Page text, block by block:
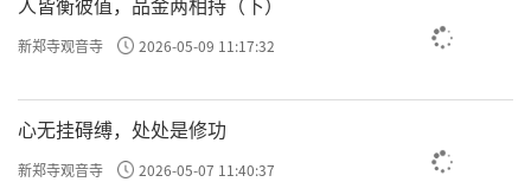
佛教协会第九次代表会议胜利闭幕。此次会议
史起点。新一届协会领导班子将与全区佛教界
人士和信教群众一道，为全面建设现代化内蒙
新郑寺观音寺 2026-05-09 11:17:32
心无挂碍缚，处处是修功
新郑寺观音寺 2026-05-07 11:40:37